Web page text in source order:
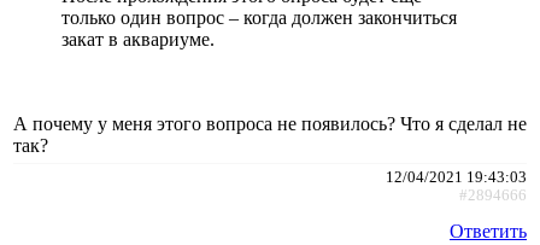
только один вопрос – когда должен закончиться
закат в аквариуме.
А почему у меня этого вопроса не появилось? Что я сделал не
так?
12/04/2021 19:43:03
#2894666
Ответить